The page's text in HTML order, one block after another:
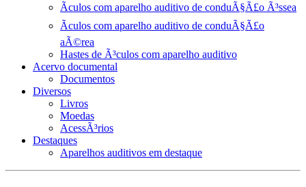
Ãculos com aparelho auditivo de conduÃ§Ã£o Ã³ssea
Ãculos com aparelho auditivo de conduÃ§Ã£o
aÃ©rea
Hastes de Ã³culos com aparelho auditivo
Acervo documental
Documentos
Diversos
Livros
Moedas
AcessÃ³rios
Destaques
Aparelhos auditivos em destaque